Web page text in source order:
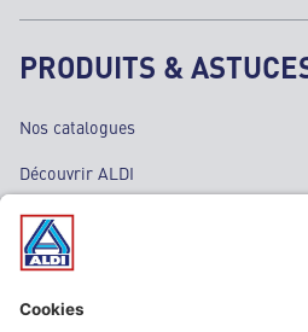
PRODUITS &
Nos catalogues
Découvrir ALDI
Nos bons plans
Nos rayons
Nos marques